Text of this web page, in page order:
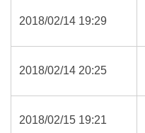
2018/02/14 19:29
2018/02/14 20:25
2018/02/15 19:21